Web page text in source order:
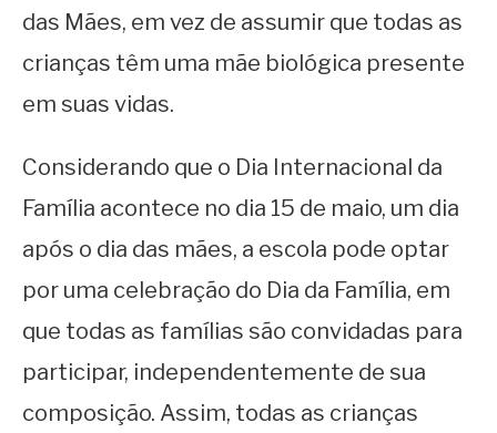
das Mães, em vez de assumir que todas as
crianças têm uma mãe biológica presente
em suas vidas.
Considerando que o Dia Internacional da
Família acontece no dia 15 de maio, um dia
após o dia das mães, a escola pode optar
por uma celebração do Dia da Família, em
que todas as famílias são convidadas para
participar, independentemente de sua
composição. Assim, todas as crianças